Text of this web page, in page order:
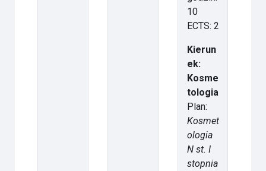
10
ECTS: 2
Kierun
ek:
Kosme
tologia
Plan:
Kosmet
ologia
N st. I
stopnia